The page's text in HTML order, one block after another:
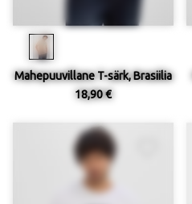
Mahepuuvillane T-särk, Brasiilia
18,90 €